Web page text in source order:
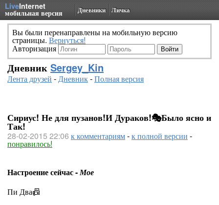
LiveInternet
мобильная версия Дневники Личка
Вы были перенаправлены на мобильную версию
страницы. Вернуться!
Авторизация
Дневник Sergey_Kin
Лента друзей -Дневник-Полная версия
Сириус! Не для пузанов!И Дураков!🎭Было ясно и
Так!
28-02-2015 22:06 к комментариям-к полной версии -
понравилось!
Настроение сейчас -Мое
Пи Два📠